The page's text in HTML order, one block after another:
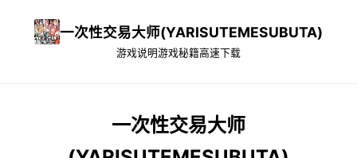
一次性交易大师(YARISUTEMESUBUTA)
游戏说明游戏秘籍高速下载
一次性交易大师